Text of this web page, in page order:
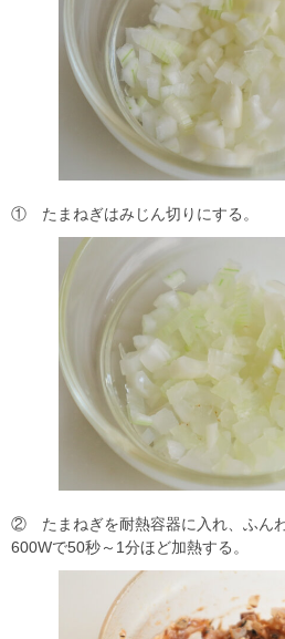
① たまねぎはみじん切りにする。
② たまねぎを耐熱容器に入れ、ふん
600Wで50秒～1分ほど加熱する。